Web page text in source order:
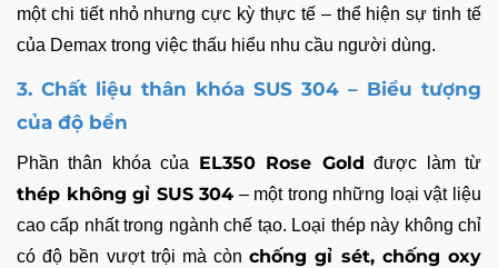
một chi tiết nhỏ nhưng cực kỳ thực tế – thể hiện sự tinh tế
của Demax trong việc thấu hiểu nhu cầu người dùng.
3. Chất liệu thân khóa SUS 304 – Biểu tượng
của độ bền
Phần thân khóa của EL350 Rose Gold được làm từ
thép không gỉ SUS 304 – một trong những loại vật liệu
cao cấp nhất trong ngành chế tạo. Loại thép này không chỉ
có độ bền vượt trội mà cònchống gỉ sét, chống oxy